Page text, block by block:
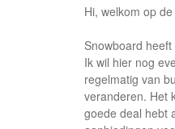
Hi, welkom op
Snowboard
Ik wil hier nog
regelmatig van
veranderen. Het
goede deal hebt